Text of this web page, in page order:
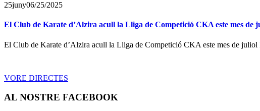
25juny06/25/2025
El Club de Karate d’Alzira acull la Lliga de Competició CKA este mes
El Club de Karate d’Alzira acull la Lliga de Competició CKA este mes de
VORE DIRECTES
AL NOSTRE FACEBOOK